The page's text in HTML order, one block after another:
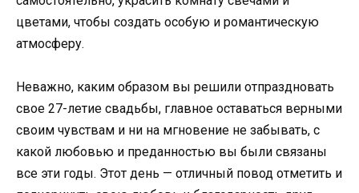
цветами, чтобы создать особую и романтическую
атмосферу.
Неважно, каким образом вы решили отпраздновать
свое 27-летие свадьбы, главное оставаться верными
своим чувствам и ни на мгновение не забывать, с
какой любовью и преданностью вы были связаны
все эти годы. Этот день — отличный повод отметить и